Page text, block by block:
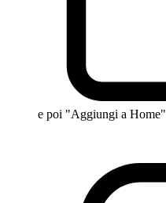
e poi "Aggiungi a Home"